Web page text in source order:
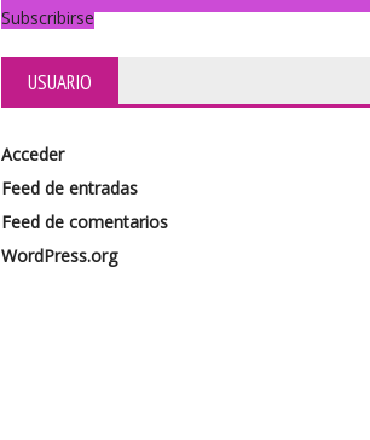
Subscribirse
USUARIO
Acceder
Feed de entradas
Feed de comentarios
WordPress.org